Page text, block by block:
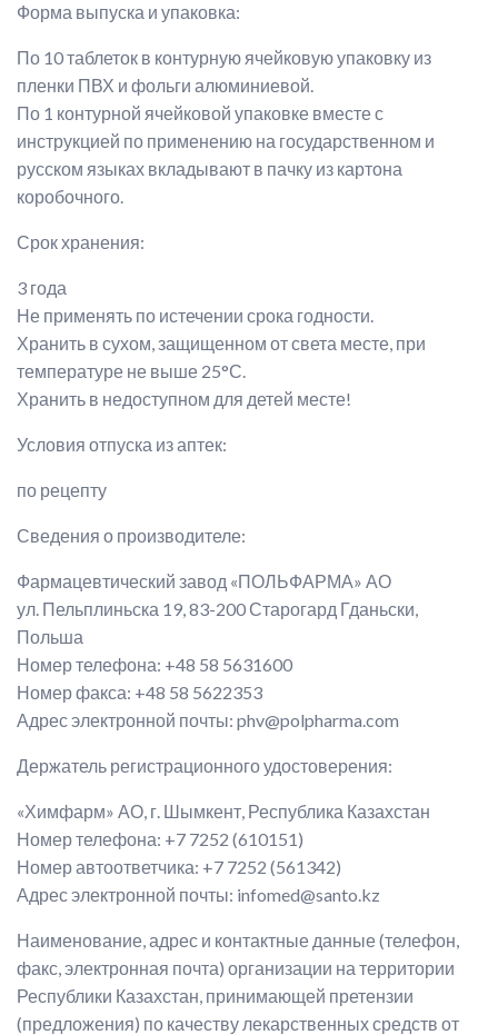
Форма выпуска и упаковка:
По 10 таблеток в контурную ячейковую упаковку из
пленки ПВХ и фольги алюминиевой.
По 1 контурной ячейковой упаковке вместе с
инструкцией по применению на государственном и
русском языках вкладывают в пачку из картона
коробочного.
Срок хранения:
3 года
Не применять по истечении срока годности.
Хранить в сухом, защищенном от света месте, при
температуре не выше 25°С.
Хранить в недоступном для детей месте!
Условия отпуска из аптек:
по рецепту
Сведения о производителе:
Фармацевтический завод «ПОЛЬФАРМА» АО
ул. Пельплиньска 19, 83-200 Старогард Гданьски,
Польша
Номер телефона: +48 58 5631600
Номер факса: +48 58 5622353
Адрес электронной почты: phv@polpharma.com
Держатель регистрационного удостоверения:
«Химфарм» АО, г. Шымкент, Республика Казахстан
Номер телефона: +7 7252 (610151)
Номер автоответчика: +7 7252 (561342)
Адрес электронной почты: infomed@santo.kz
Наименование, адрес и контактные данные (телефон,
факс, электронная почта) организации на территории
Республики Казахстан, принимающей претензии
(предложения) по качеству лекарственных средств от